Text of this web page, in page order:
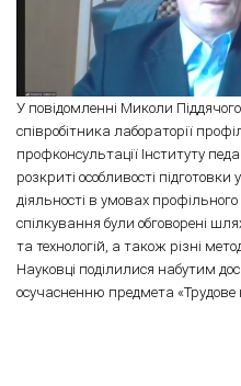
У повідомленні Миколи
співробітника лабораторії
профконсультації Інституту
розкриті особливості підготовки
діяльності в умовах
спілкування були обговорені
та технологій, а також різні
Науковці поділилися набутим
осучасненню предмета «Трудове